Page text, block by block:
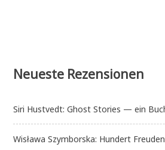
Neueste Rezensionen
Siri Hustvedt: Ghost Stories — ein
Wisława Szymborska: Hundert Freuden